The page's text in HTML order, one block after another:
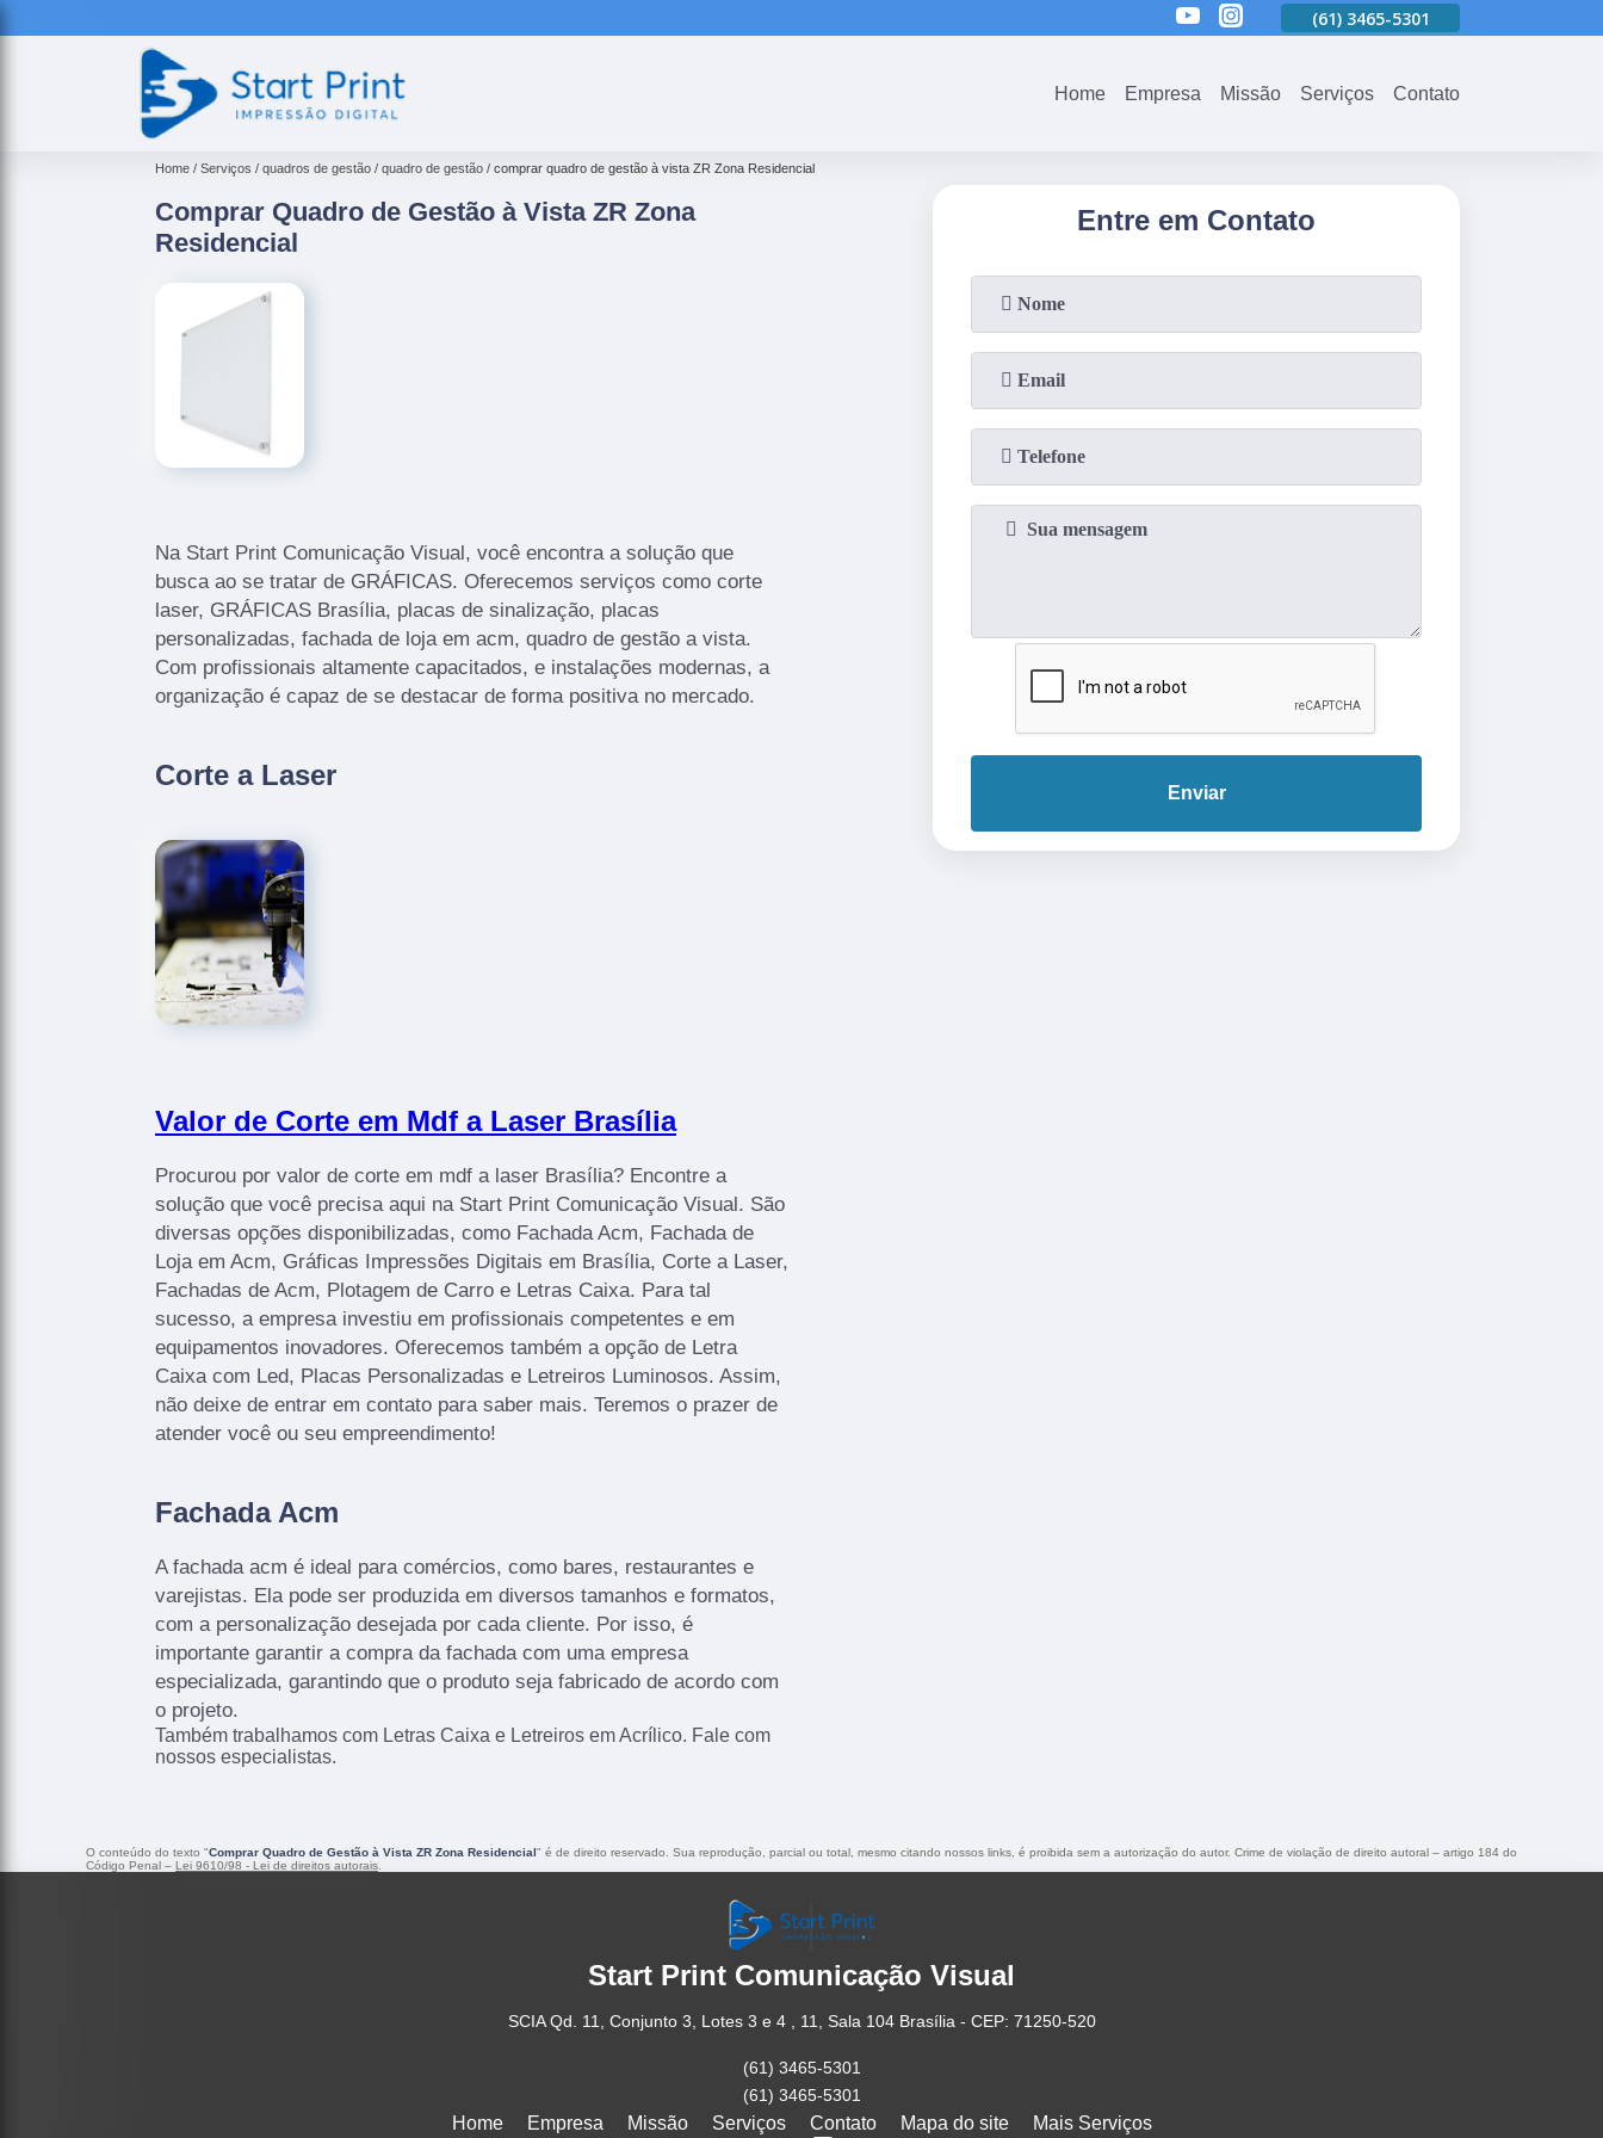
3465-5301 (61) 3465-5301
Home Empresa Missão Serviços Contato
Home Serviços quadros de gestão quadro de gestão comprar quadro de gestão à vista ZR Zona Residencial
Comprar Quadro de Gestão à Vista ZR Zona
Residencial
Na Start Print Comunicação Visual, você encontra a solução que
busca ao se tratar de GRÁFICAS. Oferecemos serviços como corte
laser, GRÁFICAS Brasília, placas de sinalização, placas
personalizadas, fachada de loja em acm, quadro de gestão a vista.
Com profissionais altamente capacitados, e instalações modernas, a
organização é capaz de se destacar de forma positiva no mercado.
Corte a Laser
Valor de Corte em Mdf a Laser Brasília
Procurou por valor de corte em mdf a laser Brasília? Encontre a
solução que você precisa aqui na Start Print Comunicação Visual. São
diversas opções disponibilizadas, como Fachada Acm, Fachada de
Loja em Acm, Gráficas Impressões Digitais em Brasília, Corte a Laser,
Fachadas de Acm, Plotagem de Carro e Letras Caixa. Para tal
sucesso, a empresa investiu em profissionais competentes e em
equipamentos inovadores. Oferecemos também a opção de Letra
Caixa com Led, Placas Personalizadas e Letreiros Luminosos. Assim,
não deixe de entrar em contato para saber mais. Teremos o prazer de
atender você ou seu empreendimento!
Fachada Acm
A fachada acm é ideal para comércios, como bares, restaurantes e
varejistas. Ela pode ser produzida em diversos tamanhos e formatos,
com a personalização desejada por cada cliente. Por isso, é
importante garantir a compra da fachada com uma empresa
especializada, garantindo que o produto seja fabricado de acordo com
o projeto.
Também trabalhamos com Letras Caixa e Letreiros em Acrílico. Fale com
nossos especialistas.
Entre em Contato
Enviar
O conteúdo do texto "Comprar Quadro de Gestão à Vista ZR Zona Residencial" é de direito reservado. Sua reprodução, parcial ou total, mesmo citando nossos links, é proibida sem a autorização do autor. Crime de violação de direito autoral – artigo 184 do
Código Penal – Lei 9610/98 - Lei de direitos autorais
Start Print Comunicação Visual
SCIA Qd. 11, Conjunto 3, Lotes 3 e 4 , 11, Sala 104 Brasília - CEP: 71250-520
(61) 3465-5301
(61) 3465-5301
Home Empresa Missão Serviços Contato Mapa do site Mais Serviços